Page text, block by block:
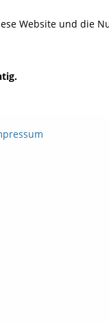
Genehmigung
Website und die